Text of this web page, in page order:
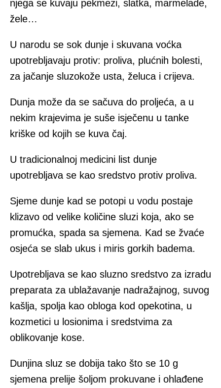
njega se kuvaju pekmezi, slatka, marmelade,
žele…
U narodu se sok dunje i skuvana voćka
upotrebljavaju protiv: proliva, plućnih bolesti,
za jačanje sluzokože usta, želuca i crijeva.
Dunja može da se sačuva do proljeća, a u
nekim krajevima je suše isječenu u tanke
kriške od kojih se kuva čaj.
U tradicionalnoj medicini list dunje
upotrebljava se kao sredstvo protiv proliva.
Sjeme dunje kad se potopi u vodu postaje
klizavo od velike količine sluzi koja, ako se
promućka, spada sa sjemena. Kad se žvaće
osjeća se slab ukus i miris gorkih badema.
Upotrebljava se kao sluzno sredstvo za izradu
preparata za ublažavanje nadražajnog, suvog
kašlja, spolja kao obloga kod opekotina, u
kozmetici u losionima i sredstvima za
oblikovanje kose.
Dunjina sluz se dobija tako što se 10 g
sjemena prelije šoljom prokuvane i ohlađene